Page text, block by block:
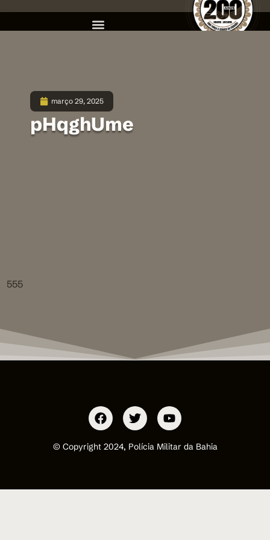
março 29, 2025
pHqghUme
555
© Copyright 2024, Polícia Militar da Bahia